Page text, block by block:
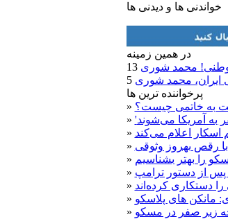
خواندنی ها و دیدنی ها
در همين زمينه
محمد شوری
ایران، محمد شوری
پرخواننده ترین ها
» به خاتمی چیست؟
»
» اعلام می‌کند
» با رقص بهروز وثوقی
» را بهتر بشناسیم
» پس از دستور ترامپ
» دستکاری کرده‌اند
»
»